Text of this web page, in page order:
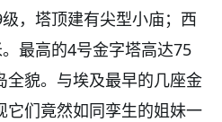
，塔顶建有尖型小庙；西
最高的4号金字塔高达75
全貌。与埃及最早的几座金
它们竟然如同孪生的姐妹一